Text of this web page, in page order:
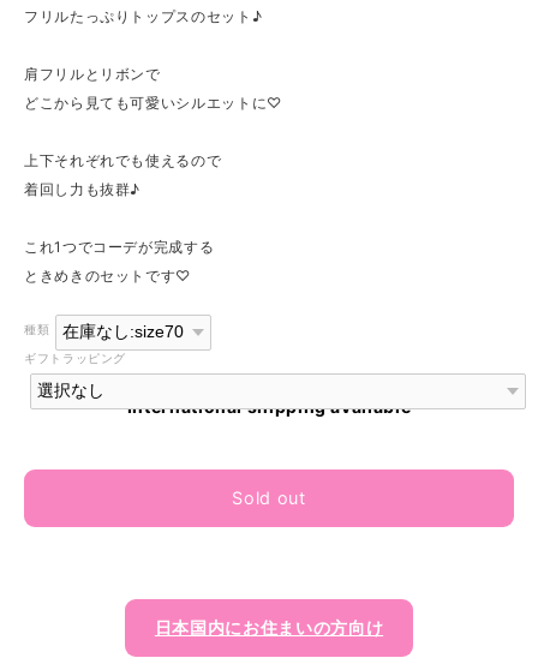
フリルたっぷりトップスのセット♪
肩フリルとリボンで
どこから見ても可愛いシルエットに♡
上下それぞれでも使えるので
着回し力も抜群♪
これ1つでコーデが完成する
ときめきのセットです♡
種類
ギフトラッピング
International shipping available
Sold out
日本国内にお住まいの方向け